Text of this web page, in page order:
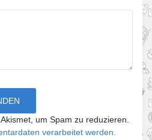
um Spam zu reduzieren.
verarbeitet werden.